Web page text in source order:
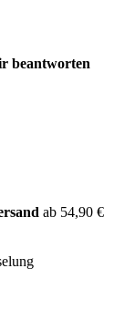
beantworten
ab 54,90 €